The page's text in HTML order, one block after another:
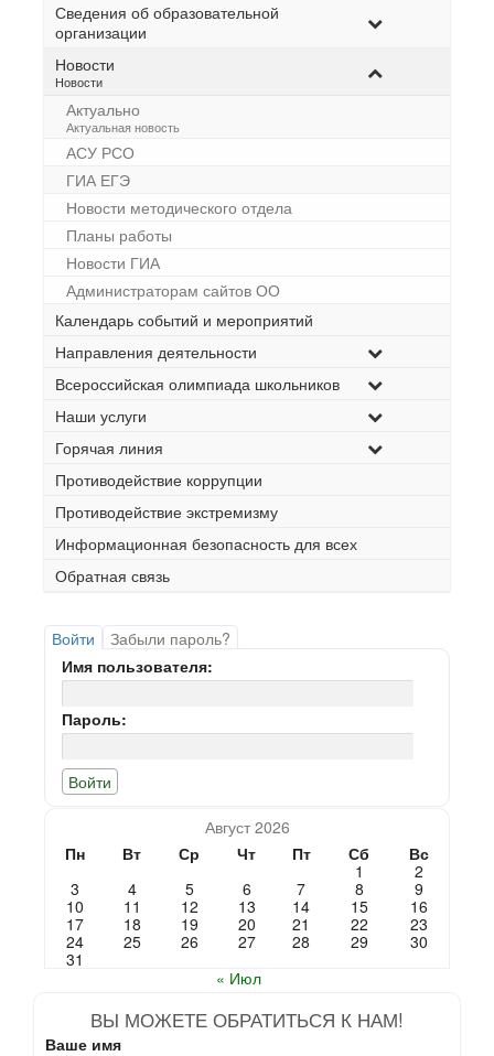
Сведения об образовательной
организации
Новости
–
Новости
Актуально
–
Актуальная новость
АСУ РСО
ГИА ЕГЭ
Новости методического отдела
Планы работы
Новости ГИА
Администраторам сайтов ОО
Календарь событий и мероприятий
Направления деятельности
Всероссийская олимпиада школьников
Наши услуги
Горячая линия
Противодействие коррупции
Противодействие экстремизму
Информационная безопасность для всех
Обратная связь
Войти
Забыли пароль?
Имя пользователя:
Пароль:
Август 2026
Пн
Вт Ср Чт Пт Сб
Вс
1
2
3
4 5 6 7 8
9
10
11 12 13 14 15
16
17
18 19 20 21 22
23
24
25 26 27 28 29
30
31
« Июл
ВЫ МОЖЕТЕ ОБРАТИТЬСЯ К НАМ!
Ваше имя